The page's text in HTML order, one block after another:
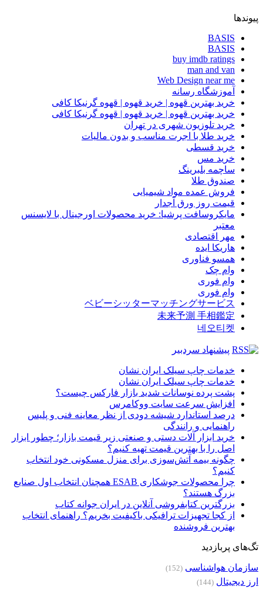
پیوندها
BASIS
BASIS
buy imdb ratings
man and van
Web Design near me
آموزشگاه رسانه
خرید بهترین قهوه | خرید قهوه | قهوه گرنیکا کافی
خرید بهترین قهوه | خرید قهوه | قهوه گرنیکا کافی
خرید تلوزیون شهری در تهران
خرید طلا با اجرت مناسب و بدون مالیات
خرید قسطی
خرید مس
ساچمه بلبرینگ
صندوق طلا
فروش عمده مواد شیمیایی
قیمت روز ورق آجدار
مایکروسافت پرشیا: خرید محصولات اورجینال با لایسنس
معتبر
مهر اقتصادی
هاریکا ایده
همسو فناوری
وام چک
وام فوری
وام فوری
ベビーシッターマッチングサービス
未来予測 手相鑑定
네오티켓
پیشنهاد سردبیر
خدمات چاپ سیلک ایران نشان
خدمات چاپ سیلک ایران نشان
پشت پرده نوسانات شدید بازار فارکس چیست؟
افزایش سرعت سایت ووکامرس
درصد استاندارد شیشه دودی از نظر معاینه فنی و پلیس
راهنمایی و رانندگی
خرید ابزار آلات دستی و صنعتی زیر قیمت بازار؛ چطور ابزار
اصل را با بهترین قیمت تهیه کنیم؟
چگونه بیمه آتش‌سوزی برای منزل مسکونی خود انتخاب
کنیم؟
چرا محصولات جوشکاری ESAB همچنان انتخاب اول صنایع
بزرگ هستند؟
بزرگترین کتابفروشی آنلاین در ایران جوانه کتاب
از کجا تجهیزات ترافیکی باکیفیت بخریم؟ راهنمای انتخاب
بهترین فروشنده
تگ‌های پربازدید
سازمان هواشناسی (152)
ارز دیجیتال (144)